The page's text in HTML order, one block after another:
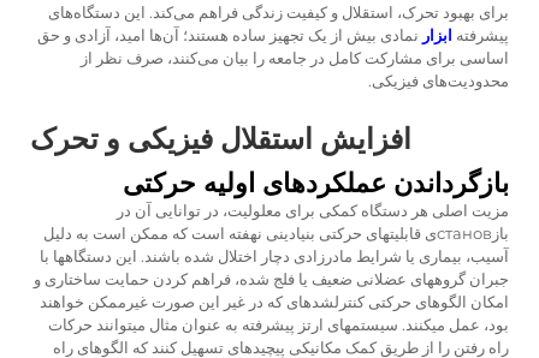
برای بهبود تحرک، استقلال و کیفیت زندگی فراهم می‌کند. این دستگاه‌های
پیشرفته ابزار نمادی بیش از یک تجهیز ساده هستند؛ آن‌ها امید، آزادی و حق
اساسی برای مشارکت کامل در جامعه را بیان می‌کنند، صرف نظر از
محدودیت‌های فیزیکی.
افزایش استقلال فیزیکی و تحرک
بازگرداندن عملکردهای اولیه حرکتی
مزیت اصلی هر دستگاه کمکی برای معلولیت، در توانایی آن در
بازстановی قابلیتهای حرکتی بنیادینی نهفته است که ممکن است به دلیل
آسیب، بیماری یا شرایط مادرزادی دچار اختلال شده باشند. این دستگاهها با
جبران گروههای عضلانی ضعیف یا فلج شده، فراهم کردن حمایت ساختاری و
امکان الگوهای حرکتی کنترلشدهای که در غیر این صورت غیرممکن خواهند
بود، عمل میکنند. سیستمهای ارتز پیشرفته به عنوان مثال میتوانند حرکات
راه رفتن را از طریق کمک مکانیکی پیچیدهای تسهیل کنند که الگوهای راه